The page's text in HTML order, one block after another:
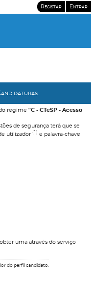
Registar Entrar
regime "C - CTeSP - Acesso
de segurança terá que se
utilizador (1) e palavra-chave
uma através do serviço
do perfil candidato.